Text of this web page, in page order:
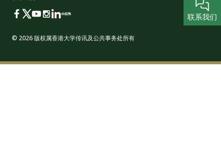
© 2026 版权属香港大学传讯及公共事务处所有
联系我们